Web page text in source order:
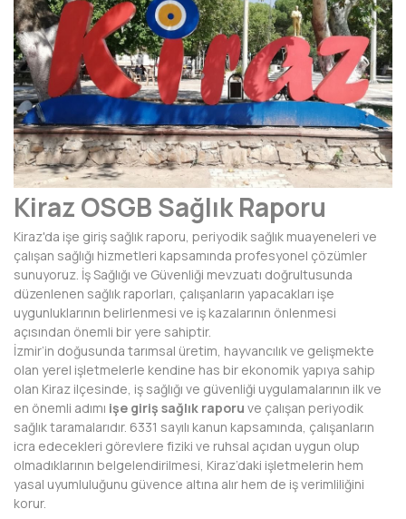
ADANA
ADIYAMAN
AFYONKARAHİSAR
AĞRI
AKSARAY
AMASYA
ANTALYA
ARDAHAN
ARTVİN
AYDIN
BALIKESİR
BARTIN
BATMAN
BAYBURT
Kiraz OSGB Sağlık Raporu
Kiraz'da işe giriş sağlık raporu, periyodik sağlık muayeneleri ve
çalışan sağlığı hizmetleri kapsamında profesyonel çözümler
sunuyoruz. İş Sağlığı ve Güvenliği mevzuatı doğrultusunda
düzenlenen sağlık raporları, çalışanların yapacakları işe
uygunluklarının belirlenmesi ve iş kazalarının önlenmesi
açısından önemli bir yere sahiptir.
İzmir’in doğusunda tarımsal üretim, hayvancılık ve gelişmekte
olan yerel işletmelerle kendine has bir ekonomik yapıya sahip
olan Kiraz ilçesinde, iş sağlığı ve güvenliği uygulamalarının ilk ve
en önemli adımı işe giriş sağlık raporu ve çalışan periyodik
sağlık taramalarıdır. 6331 sayılı kanun kapsamında, çalışanların
icra edecekleri görevlere fiziki ve ruhsal açıdan uygun olup
olmadıklarının belgelendirilmesi, Kiraz’daki işletmelerin hem
yasal uyumluluğunu güvence altına alır hem de iş verimliliğini
korur.